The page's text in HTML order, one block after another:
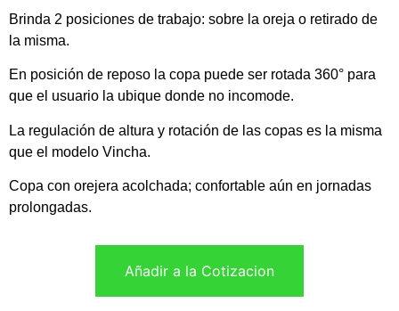
Brinda 2 posiciones de trabajo: sobre la oreja o retirado de
la misma.
En posición de reposo la copa puede ser rotada 360° para
que el usuario la ubique donde no incomode.
La regulación de altura y rotación de las copas es la misma
que el modelo Vincha.
Copa con orejera acolchada; confortable aún en jornadas
prolongadas.
Añadir a la Cotizacion